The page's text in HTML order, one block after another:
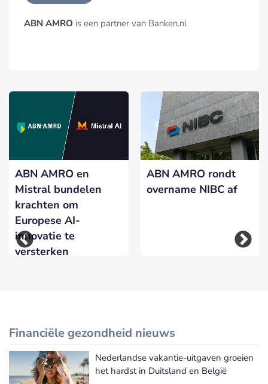
ABN AMRO is een partner van Banken.nl
ABN AMRO en
Mistral bundelen
krachten om
Europese AI-
innovatie te
versterken
ABN AMRO rondt
overname NIBC af
Financiële gezondheid nieuws
Meer Financiële gezondheid nieuws
Nederlandse vakantie-uitgaven groeien
het hardst in Duitsland en België